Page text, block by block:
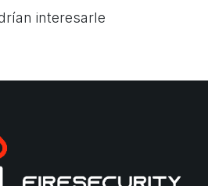
interesarle